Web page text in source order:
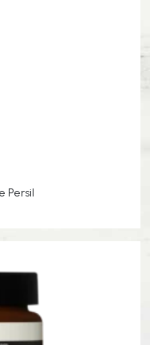
Persil